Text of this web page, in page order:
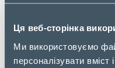
Ця веб-сторінка
Ми використовуємо
персоналізувати вміст
Вага упаковки
Висота упаковки